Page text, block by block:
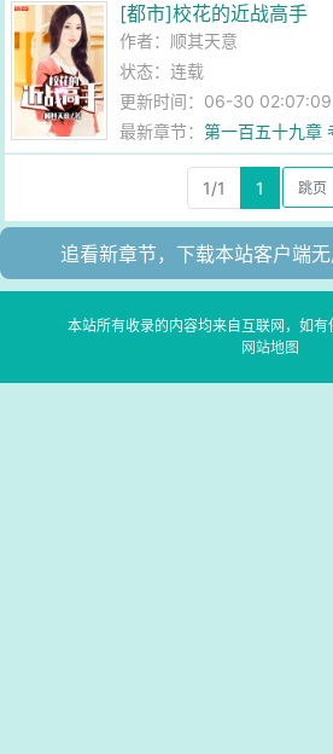
[都市]校花的近战高手
作者： 顺其天意
状态：连载
更新时间：06-30 02:07:09
最新章节：第一百五十九章
1/1 1
追看新章节，下载本站客户端
本站所有收录的内容均来自互联网，如有
网站地图